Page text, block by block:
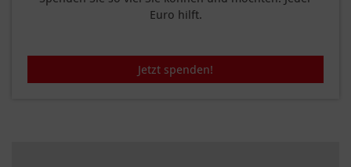
Euro hilft.
Jetzt spenden!